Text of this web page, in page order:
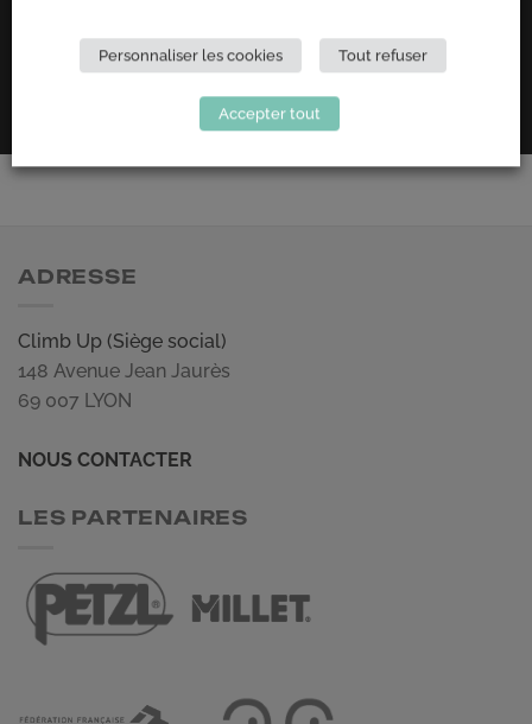
ADRESSE
Climb Up (Siège social)
148 Avenue Jean Jaurès
69 007 LYON
NOUS CONTACTER
LES PARTENAIRES
Personnaliser les cookies Tout refuser
Accepter tout